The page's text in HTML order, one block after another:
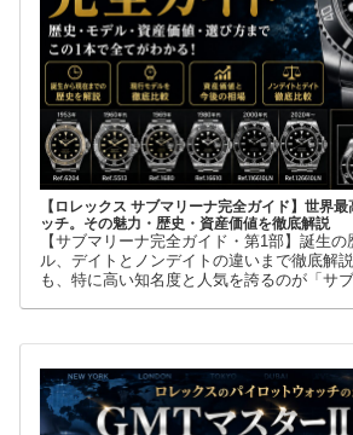
【ロレックス サブマリーナ完全ガイド】世界
ッチ。その魅力・歴史・資産価値を徹底解説
【サブマリーナ完全ガイド・第1部】誕生
ル、デイトとノンデイトの違いまで徹底解
も、特に高い知名度と人気を誇るのが「サ